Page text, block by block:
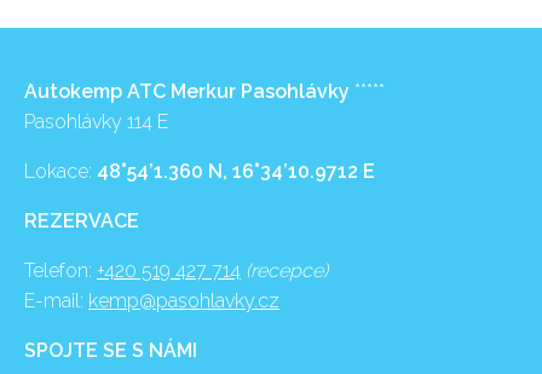
Autokemp ATC Merkur Pasohlávky *****
Pasohlávky 114 E
Lokace: 48°54’1.360 N, 16°34’10.9712 E
REZERVACE
Telefon: +420 519 427 714 (recepce)
E-mail: kemp@pasohlavky.cz
SPOJTE SE S NÁMI